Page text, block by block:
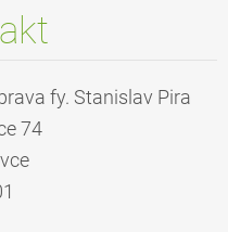
fy. Stanislav Pira
74